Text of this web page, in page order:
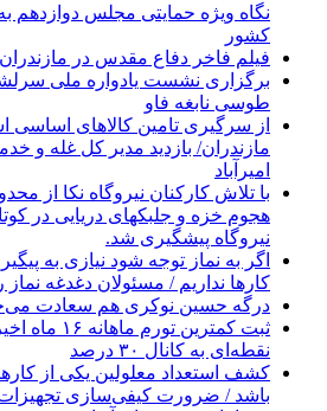
نگاه ویژه حمایتی مجلس دوازدهم
کشور
فیلم فاخر دفاع مقدس در
برگزاری نشست یادواره ملی
طوسی نابغه فاو
از سرگیری تامین کالاهای اساسی
مازندران/ بازدید مدیر کل غله و
امیرآباد
با تلاش کارکنان نیروگاه نکا از
هجوم خزه و جلبکهای دریایی در
نیروگاه پیشگیری شد.
اگر به نماز توجه شود نیازی به
کارها نداریم / مسئولان دغدغه نماز
درگه حسین نوکری هم سعادت
ثبت کمترین
نقطه‌ای به کانال ۳۰ درصد
کشف استعداد معلولین یکی از
باشد / ضرورت کیفی‌سازی تجهیزات